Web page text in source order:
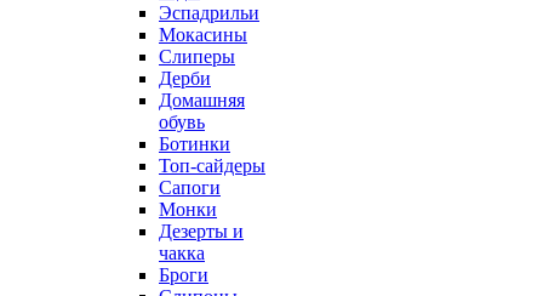
Эспадрильи
Мокасины
Слиперы
Дерби
Домашняя
обувь
Ботинки
Топ-сайдеры
Сапоги
Монки
Дезерты и
чакка
Броги